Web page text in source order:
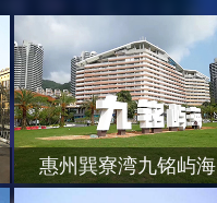
惠州巽寮湾九铭屿海